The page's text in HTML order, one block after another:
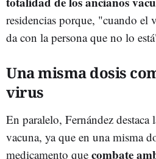
residencias porque, "cuando el
da con la persona que no lo
Una misma dosis
virus
En paralelo, Fernández
vacuna, ya que en una misma
medicamento que combate